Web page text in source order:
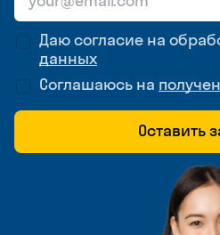
Даю согласие на
данных
Соглашаюсь на
Оставить